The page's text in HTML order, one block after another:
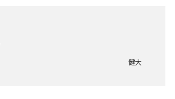
健大